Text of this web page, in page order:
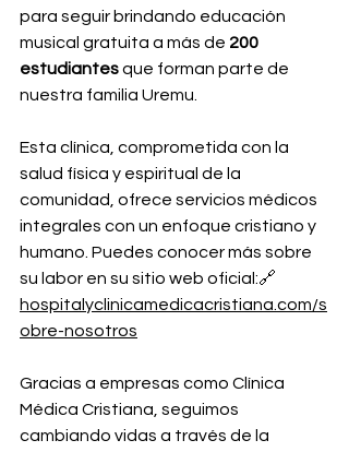
para seguir brindando educación
musical gratuita a más de 200
estudiantes que forman parte de
nuestra familia Uremu.
Esta clínica, comprometida con la
salud física y espiritual de la
comunidad, ofrece servicios médicos
integrales con un enfoque cristiano y
humano. Puedes conocer más sobre
su labor en su sitio web oficial:🔗
hospitalyclinicamedicacristiana.com/s
obre-nosotros
Gracias a empresas como Clínica
Médica Cristiana, seguimos
cambiando vidas a través de la